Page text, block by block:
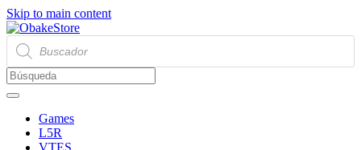
Skip to main content
Búsqueda
de
productos
Games
L5R
VTES